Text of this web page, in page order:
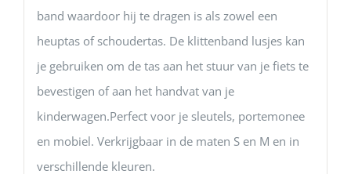
band waardoor hij te dragen is als zowel een
heuptas of schoudertas. De klittenband lusjes kan
je gebruiken om de tas aan het stuur van je fiets te
bevestigen of aan het handvat van je
kinderwagen.Perfect voor je sleutels, portemonee
en mobiel. Verkrijgbaar in de maten S en M en in
verschillende kleuren.